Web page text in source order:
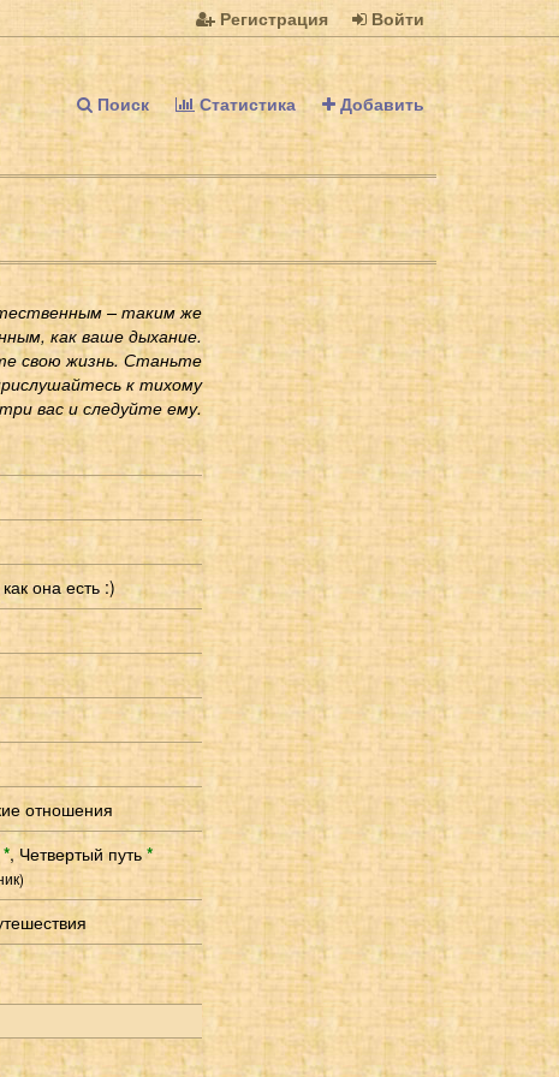
Регистрация Войти
Поиск Статистика Добавить
– таким же
как ваше дыхание.
свою жизнь. Станьте
к тихому
вас и следуйте ему.
она есть :)
отношения
*, Четвертый путь*